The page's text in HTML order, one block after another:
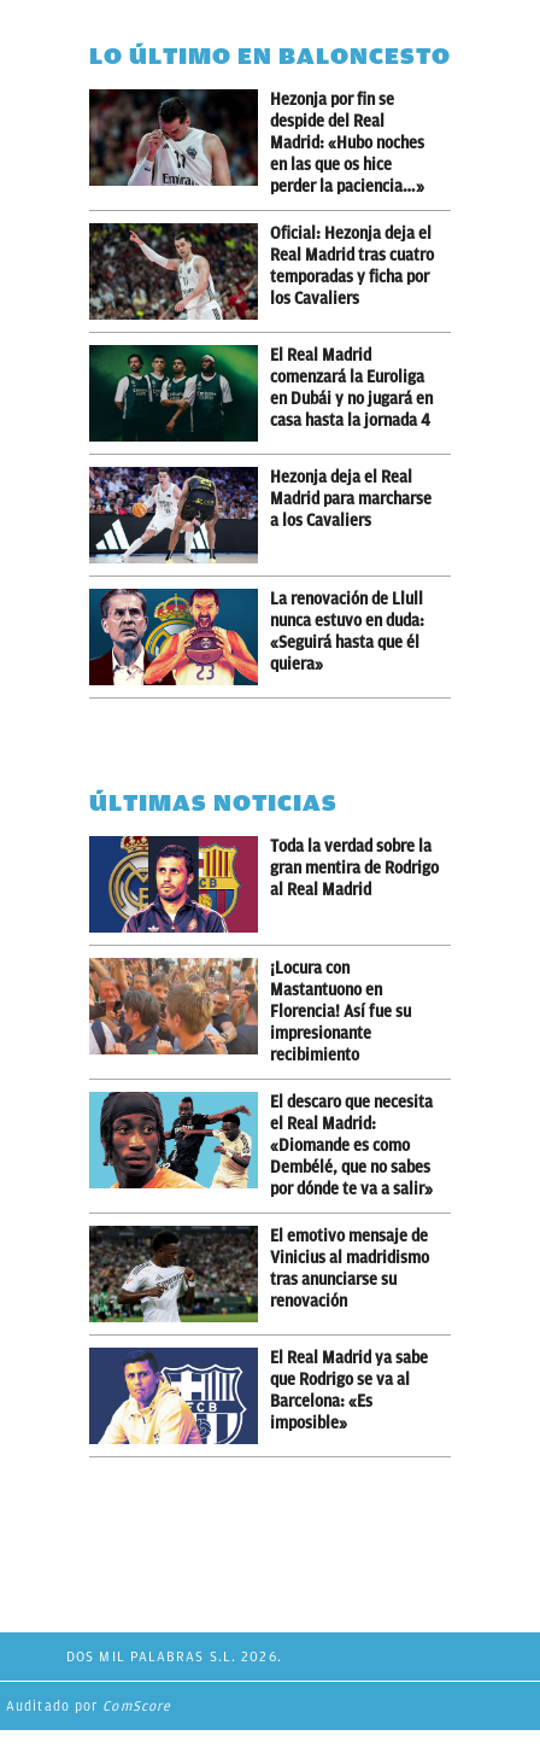
LO ÚLTIMO EN BALONCESTO
Hezonja por fin se
despide del Real
Madrid: «Hubo noches
en las que os hice
perder la paciencia…»
Oficial: Hezonja deja el
Real Madrid tras cuatro
temporadas y ficha por
los Cavaliers
El Real Madrid
comenzará la Euroliga
en Dubái y no jugará en
casa hasta la jornada 4
Hezonja deja el Real
Madrid para marcharse
a los Cavaliers
La renovación de Llull
nunca estuvo en duda:
«Seguirá hasta que él
quiera»
ÚLTIMAS NOTICIAS
Toda la verdad sobre la
gran mentira de Rodrigo
al Real Madrid
¡Locura con
Mastantuono en
Florencia! Así fue su
impresionante
recibimiento
El descaro que necesita
el Real Madrid:
«Diomande es como
Dembélé, que no sabes
por dónde te va a salir»
El emotivo mensaje de
Vinicius al madridismo
tras anunciarse su
renovación
El Real Madrid ya sabe
que Rodrigo se va al
Barcelona: «Es
imposible»
DOS MIL PALABRAS S.L. 2026.
Auditado por ComScore